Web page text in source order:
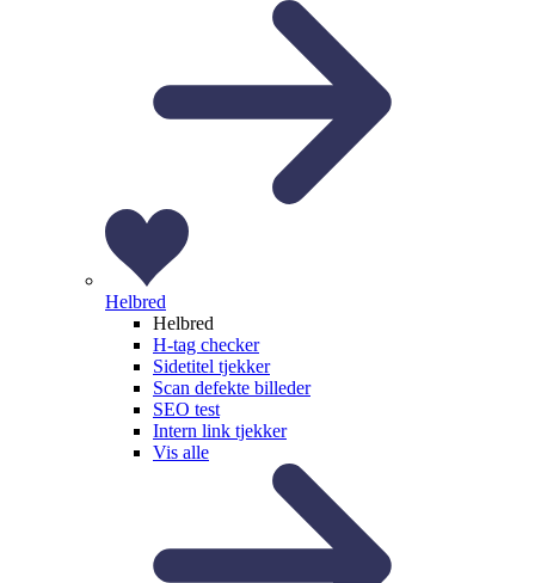
Helbred
Helbred
H-tag checker
Sidetitel tjekker
Scan defekte billeder
SEO test
Intern link tjekker
Vis alle